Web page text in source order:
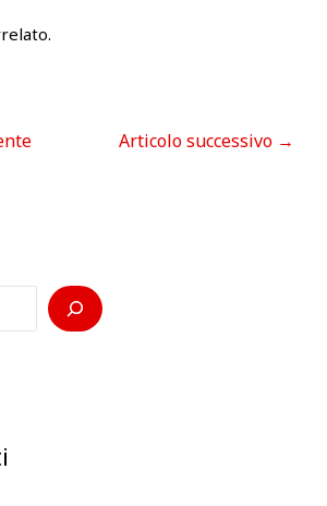
Articolo successivo →